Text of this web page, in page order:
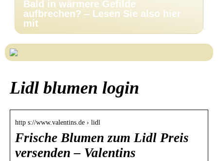
Bald in wärmere Gefilde
aufbrechen? – Lesen Sie also hier
mit
Lidl blumen login
http s://www.valentins.de › lidl
Frische Blumen zum Lidl Preis
versenden – Valentins